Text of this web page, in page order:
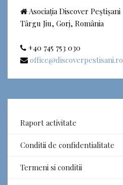
Asociația Discover Peștișani
Târgu Jiu, Gorj, România
+40 745 753 030
office@discoverpestisani.ro
Raport activitate
Conditii de confidentialitate
Termeni si conditii